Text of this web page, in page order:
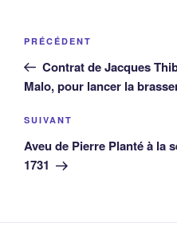
Navigation
l’article
Article
précédent
PRÉCÉDENT
Contrat de Jacques
Malo, pour lancer la
Article
suivant
SUIVANT
Aveu de Pierre Planté à la
1731